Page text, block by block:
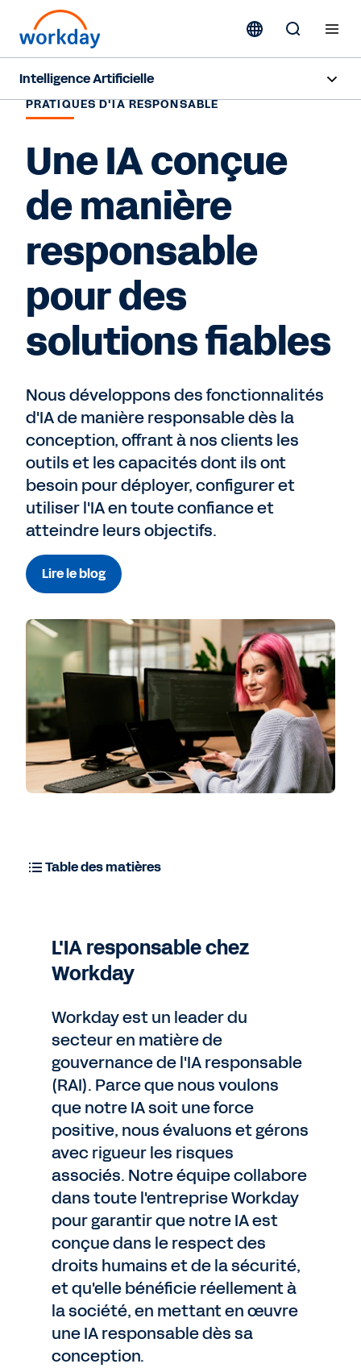
Intelligence Artificielle
Aperçu
Agent System of Record
Tarification
IA responsable
Ressources
Nous contacter
PRATIQUES D'IA RESPONSABLE
Une IA conçue
de manière
responsable
pour des
solutions fiables
Nous développons des fonctionnalités
d'IA de manière responsable dès la
conception, offrant à nos clients les
outils et les capacités dont ils ont
besoin pour déployer, configurer et
utiliser l'IA en toute confiance et
atteindre leurs objectifs.
Lire le blog
Table des matières
L'IA responsable chez
Workday
Workday est un leader du
secteur en matière de
gouvernance de l'IA responsable
(RAI). Parce que nous voulons
que notre IA soit une force
positive, nous évaluons et gérons
avec rigueur les risques
associés. Notre équipe collabore
dans toute l'entreprise Workday
pour garantir que notre IA est
conçue dans le respect des
droits humains et de la sécurité,
et qu'elle bénéficie réellement à
la société, en mettant en œuvre
une IA responsable dès sa
conception.